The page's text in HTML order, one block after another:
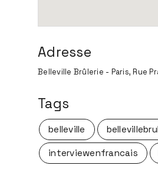
Adresse
Belleville Brûlerie - Paris, Rue
Tags
belleville
interviewenfrancais